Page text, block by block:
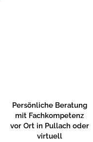
Persönliche Beratung
mit Fachkompetenz
vor Ort in Pullach oder
virtuell